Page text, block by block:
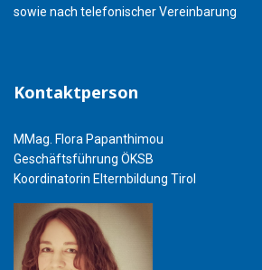
sowie nach telefonischer Vereinbarung
Kontaktperson
MMag. Flora Papanthimou
Geschäftsführung ÖKSB
Koordinatorin Elternbildung Tirol